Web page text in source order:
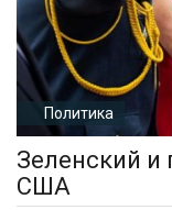
Политика
Зеленский и
США